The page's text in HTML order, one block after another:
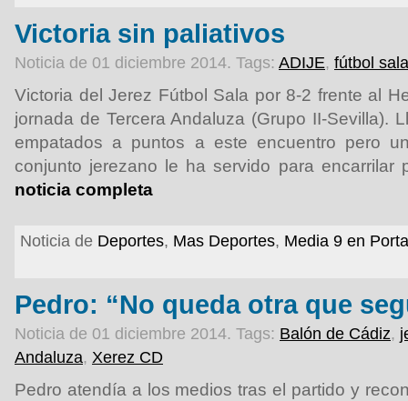
Victoria sin paliativos
Noticia de 01 diciembre 2014. Tags: ADIJE, fútbol sala
Victoria del Jerez Fútbol Sala por 8-2 frente al
jornada de Tercera Andaluza (Grupo II-Sevilla).
empatados a puntos a este encuentro pero
conjunto jerezano le ha servido para encarrilar
noticia completa
Noticia de Deportes, Mas Deportes, Media 9 en
Pedro: “No queda otra que
Noticia de 01 diciembre 2014. Tags: Balón de Cádiz,
Andaluza, Xerez CD
Pedro atendía a los medios tras el partido y